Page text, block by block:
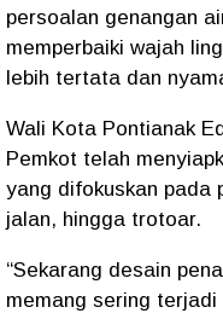
persoalan genangan
memperbaiki wajah
lebih tertata dan
Wali Kota Pontianak
Pemkot telah
yang difokuskan pada
jalan, hingga trotoar.
“Sekarang desain
memang sering terjadi